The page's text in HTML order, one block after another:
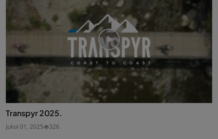
Transpyr 2025.
Juliol 01, 2025 326